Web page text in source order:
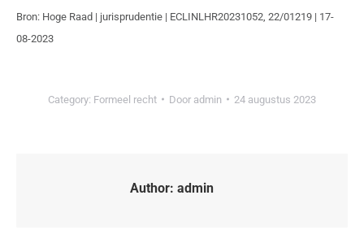
Bron: Hoge Raad | jurisprudentie | ECLINLHR20231052, 22/01219 | 17-
08-2023
Category: Formeel recht Door admin 24 augustus 2023
Author: admin